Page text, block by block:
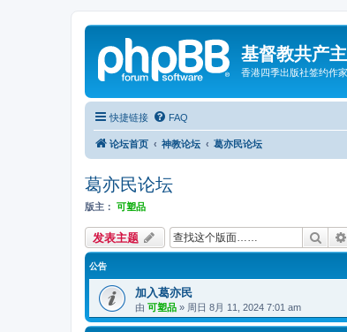
基督教共产
香港四季出版社签约作
快捷链接 FAQ
论坛首页 神教论坛 葛亦民论坛
葛亦民论坛
版主： 可塑品
发表主题 搜索
公告
加入葛亦民
由 可塑品 » 周日 8月 11, 2024 7:01 am